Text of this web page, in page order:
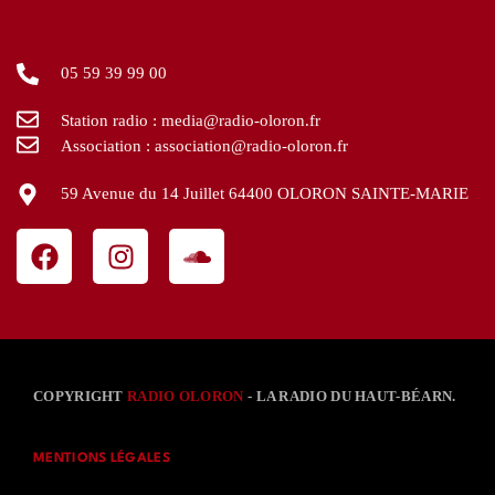
05 59 39 99 00
Station radio : media@radio-oloron.fr
Association : association@radio-oloron.fr
59 Avenue du 14 Juillet 64400 OLORON SAINTE-MARIE
COPYRIGHTRADIO OLORON - LA RADIO DU HAUT-BÉARN.
MENTIONS LÉGALES